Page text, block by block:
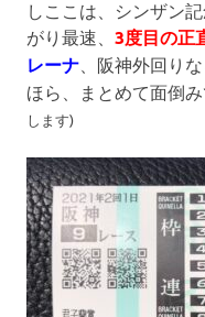
しここは、シンザン
がり最速、 3度目の正
レーナ 、阪神外回り
ほら、まとめて面倒
します)